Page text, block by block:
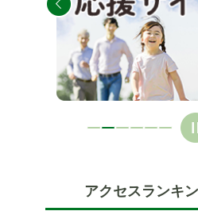
ス
ド
アクセスランキ